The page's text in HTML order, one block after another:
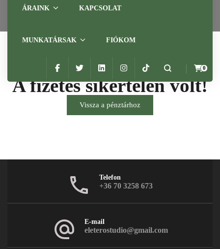
ÁRAINK KAPCSOLAT
MUNKATÁRSAK FIÓKOM
0
A fizetés sikertelen volt!
Vissza a pénztárhoz
Telefon
+36 70 3258 673
E-mail
eleterostudio@gmail.com